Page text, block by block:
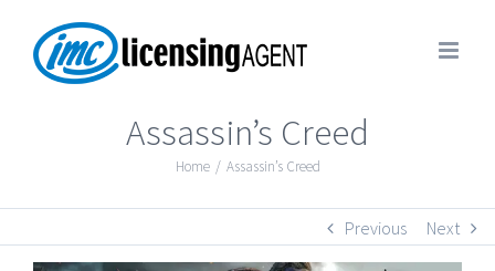
Assassin’s Creed
Home / Assassin’s Creed
Previous Next